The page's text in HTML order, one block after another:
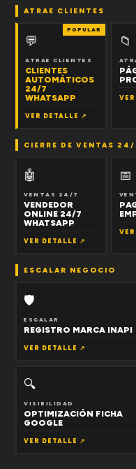
ATRAE CLIENTES
POPULAR
💬
ATRAE CLIENTES
CLIENTES
AUTOMÁTICOS
24/7
WHATSAPP
VER DETALLE ↗
📁
CIERRE DE VENTAS 24/
🤖
VENTAS 24/7
VENDEDOR
ONLINE 24/7
WHATSAPP
VER DETALLE ↗
📅
ESCALAR NEGOCIO
🛡
ESCALAR
REGISTRO MARCA INAPI
VER DETALLE ↗
🔍
VISIBILIDAD
OPTIMIZACIÓN FICHA
GOOGLE
VER DETALLE ↗